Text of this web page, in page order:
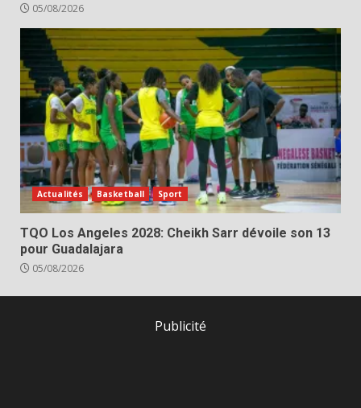
05/08/2026
Actualités Basketball Sport
TQO Los Angeles 2028: Cheikh Sarr dévoile son 13
pour Guadalajara
05/08/2026
Publicité